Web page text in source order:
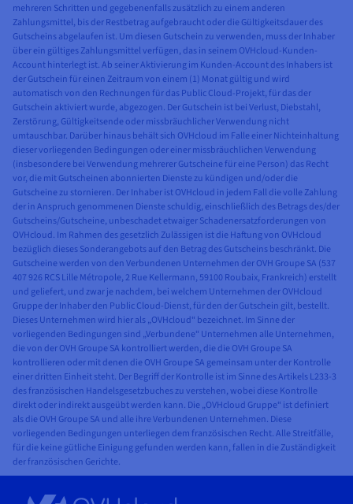
mehreren Schritten und gegebenenfalls zusätzlich zu einem anderen
Zahlungsmittel, bis der Restbetrag aufgebraucht oder die Gültigkeitsdauer des
Gutscheins abgelaufen ist. Um diesen Gutschein zu verwenden, muss der Inhaber
über ein gültiges Zahlungsmittel verfügen, das in seinem OVHcloud-Kunden-
Account hinterlegt ist. Ab seiner Aktivierung im Kunden-Account des Inhabers ist
der Gutschein für einen Zeitraum von einem (1) Monat gültig und wird
automatisch von den Rechnungen für das Public Cloud-Projekt, für das der
Gutschein aktiviert wurde, abgezogen. Der Gutschein ist bei Verlust, Diebstahl,
Zerstörung, Gültigkeitsende oder missbräuchlicher Verwendung nicht
umtauschbar. Darüber hinaus behält sich OVHcloud im Falle einer Nichteinhaltung
dieser vorliegenden Bedingungen oder einer missbräuchlichen Verwendung
(insbesondere bei Verwendung mehrerer Gutscheine für eine Person) das Recht
vor, die mit Gutscheinen abonnierten Dienste zu kündigen und/oder die
Gutscheine zu stornieren. Der Inhaber ist OVHcloud in jedem Fall die volle Zahlung
der in Anspruch genommenen Dienste schuldig, einschließlich des Betrags des/der
Gutscheins/Gutscheine, unbeschadet etwaiger Schadenersatzforderungen von
OVHcloud. Im Rahmen des gesetzlich Zulässigen ist die Haftung von OVHcloud
bezüglich dieses Sonderangebots auf den Betrag des Gutscheins beschränkt. Die
Gutscheine werden von den Verbundenen Unternehmen der OVH Groupe SA (537
407 926 RCS Lille Métropole, 2 Rue Kellermann, 59100 Roubaix, Frankreich) erstellt
und geliefert, und zwar je nachdem, bei welchem Unternehmen der OVHcloud
Gruppe der Inhaber den Public Cloud-Dienst, für den der Gutschein gilt, bestellt.
Dieses Unternehmen wird hier als „OVHcloud“ bezeichnet. Im Sinne der
vorliegenden Bedingungen sind „Verbundene“ Unternehmen alle Unternehmen,
die von der OVH Groupe SA kontrolliert werden, die die OVH Groupe SA
kontrollieren oder mit denen die OVH Groupe SA gemeinsam unter der Kontrolle
einer dritten Einheit steht. Der Begriff der Kontrolle ist im Sinne des Artikels L233-3
des französischen Handelsgesetzbuches zu verstehen, wobei diese Kontrolle
direkt oder indirekt ausgeübt werden kann. Die „OVHcloud Gruppe“ ist definiert
als die OVH Groupe SA und alle ihre Verbundenen Unternehmen. Diese
vorliegenden Bedingungen unterliegen dem französischen Recht. Alle Streitfälle,
für die keine gütliche Einigung gefunden werden kann, fallen in die Zuständigkeit
der französischen Gerichte.